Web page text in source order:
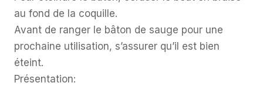
au fond de la coquille.
Avant de ranger le bâton de sauge pour une
prochaine utilisation, s’assurer qu’il est bien
éteint.
Présentation: